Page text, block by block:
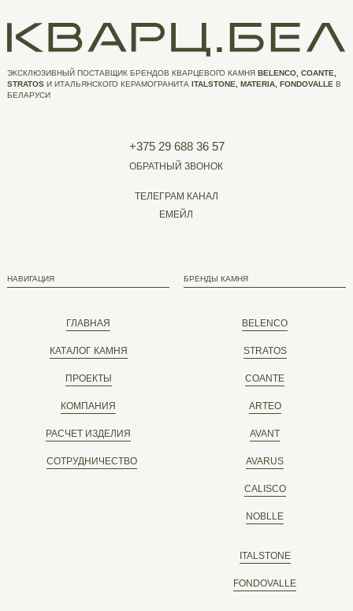
ГЛАВНАЯ
+375 29 688 36 57
ОБРАТНЫЙ ЗВОНОК
ТЕЛЕГРАМ КАНАЛ
ЕМЕЙЛ
НАВИГАЦИЯ
КАТАЛОГ КАМНЯ
ПРОЕКТЫ
РАСЧЕТ ИЗДЕЛИЯ
СОТРУДНИЧЕСТВО
КОМПАНИЯ
BELENCO
БРЕНДЫ КАМНЯ
STRATOS
COANTE
ITALSTONE
FONDOVALLE
ЭКСКЛЮЗИВНЫЙ ПОСТАВЩИК БРЕНДОВ КВАРЦЕВОГО КАМНЯ BELENCO, COANTE,
STRATOS И ИТАЛЬЯНСКОГО КЕРАМОГРАНИТА ITALSTONE, MATERIA, FONDOVALLE В
БЕЛАРУСИ
ARTEO
AVANT
AVARUS
CALISCO
NOBLLE